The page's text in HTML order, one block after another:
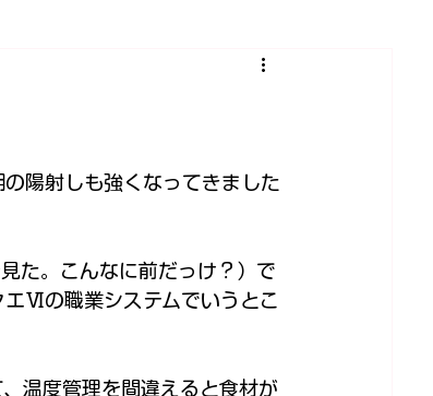
陽射しも強くなってきました
た。こんなに前だっけ？）で
Ⅵの職業システムでいうとこ
温度管理を間違えると食材が